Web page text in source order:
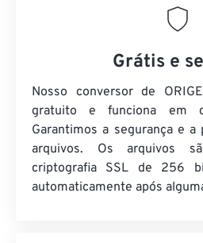
Grátis e
Nosso conversor de
gratuito e funciona em
Garantimos a segurança e a
arquivos. Os arquivos
criptografia SSL de 256
automaticamente após